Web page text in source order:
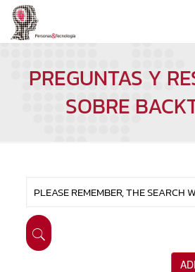
PREGUNTAS Y
SOBRE